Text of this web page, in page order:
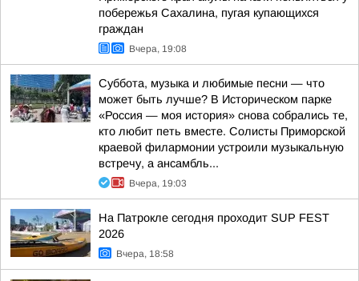
побережья Сахалина, пугая купающихся
граждан
Вчера, 19:08
Суббота, музыка и любимые песни — что
может быть лучше? В Историческом парке
«Россия — моя история» снова собрались те,
кто любит петь вместе. Солисты Приморской
краевой филармонии устроили музыкальную
встречу, а ансамбль...
Вчера, 19:03
На Патрокле сегодня проходит SUP FEST
2026
Вчера, 18:58